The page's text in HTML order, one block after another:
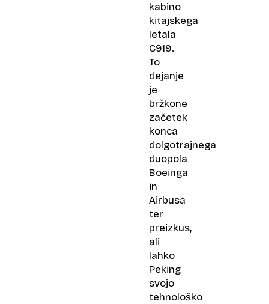
kabino
kitajskega
letala
C919.
To
dejanje
je
bržkone
začetek
konca
dolgotrajnega
duopola
Boeinga
in
Airbusa
ter
preizkus,
ali
lahko
Peking
svojo
tehnološko